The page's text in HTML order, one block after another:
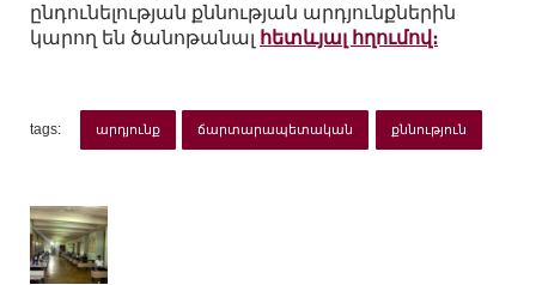
ընդունելության քննության արդյունքներին
կարող են ծանոթանալ հետևյալ հղումով։
tags: արդյունք ճարտարապետական քննություն